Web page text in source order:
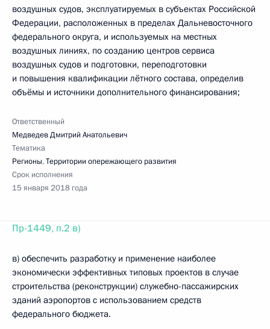
воздушных судов, эксплуатируемых в субъектах Российской
Федерации, расположенных в пределах Дальневосточного
федерального округа, и используемых на местных
воздушных линиях, по созданию центров сервиса
воздушных судов и подготовки, переподготовки
и повышения квалификации лётного состава, определив
объёмы и источники дополнительного финансирования;
Ответственный
Медведев Дмитрий Анатольевич
Тематика
Регионы,Территории опережающего развития
Срок исполнения
15 января 2018 года
Пр-1449, п.2 в)
в) обеспечить разработку и применение наиболее
экономически эффективных типовых проектов в случае
строительства (реконструкции) служебно-пассажирских
зданий аэропортов с использованием средств
федерального бюджета.